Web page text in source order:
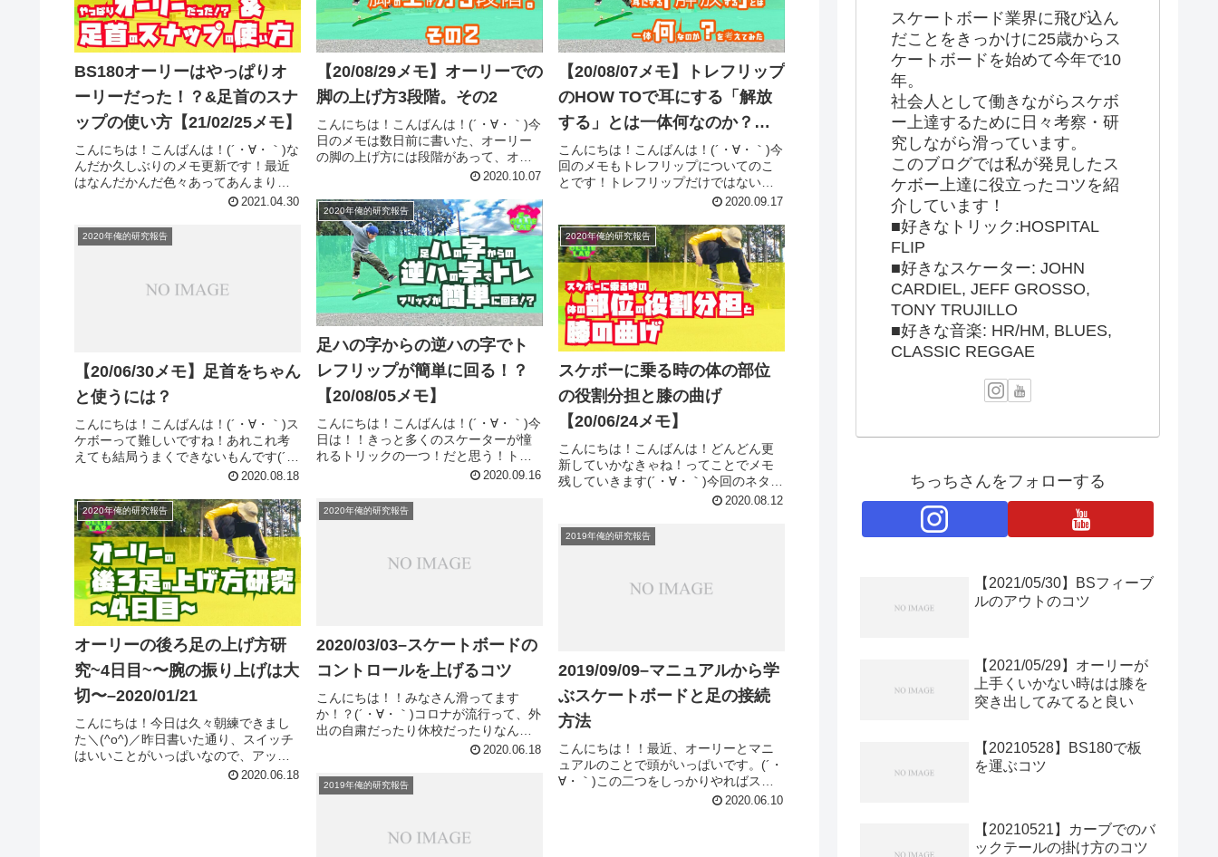
BS180オーリーはやっぱりオ
ーリーだった！？&足首のスナ
ップの使い方【21/02/25メモ】
こんにちは！こんばんは！(´・∀・｀)な
んだか久しぶりのメモ更新です！最近
はなんだかんだ色々あってあんまり滑
れてなくて、、、気づきメモもあまり
す。。(´・∀・｀)さて、そんな今日この
ごろですが！巷ではGWに突入...
2021.04.30
【20/08/29メモ】オーリーでの
脚の上げ方3段階。その2
こんにちは！こんばんは！(´・∀・｀)今
日のメモは数日前に書いた、オーリー
の脚の上げ方には段階があって、オー
リーの精度が上がるにつれて脚の上げ
08-27メモ】オーリーの足の引きつけに
は3段階のレ/って話の...
2020.10.07
【20/08/07メモ】トレフリップ
のHOW TOで耳にする「解放
する」とは一体何なのか？を
考えてみた
こんにちは！こんばんは！(´・∀・｀)今
回のメモもトレフリップについてのこ
とです！トレフリップだけではないけ
れど、まあ大きく括ってバリアル回転
か？(´・∀・｀)余談ですが、バリアル回
転ていうのは、ショービッ...
2020.09.17
2020年俺的研究報告
足ハの字からの逆ハの字でト
レフリップが簡単に回る！？
【20/08/05メモ】
こんにちは！こんばんは！(´・∀・｀)今
日は！！きっと多くのスケーターが憧
れるトリックの一つ！だと思う！トレ
フリップ！サブロクフリップ！
のトリックのコツでございます。僕は
トレが初めてできてから2年...
2020.09.16
2020年俺的研究報告
【20/06/30メモ】足首をちゃん
と使うには？
こんにちは！こんばんは！(´・∀・｀)ス
ケボーって難しいですね！あれこれ考
えても結局うまくできないもんです(´・
∀・｀)究極頭でいろいろ考えて実行し
の閃きや気づきには及ばない気さえし
ます。それでも考えて試行...
2020.08.18
2020年俺的研究報告
スケボーに乗る時の体の部位
の役割分担と膝の曲げ
【20/06/24メモ】
こんにちは！こんばんは！どんどん更
新していかなきゃね！ってことでメモ
残していきます(´・∀・｀)今回のネタは
正解か不正解か？わかりません(´・∀・
理解を深める、今に考えのプロセスな
のでちゃんと遺しておきま...
2020.08.12
2020年俺的研究報告
2020/03/03–スケートボードの
コントロールを上げるコツ
こんにちは！！みなさん滑ってます
か！？(´・∀・｀)コロナが流行って、外
出の自粛だったり休校だったりなんだ
りありますが、近所を見てると朝早く
そのへんで遊び回ってて、これならま
だ大人しく学校行ってた方がマシな...
2020.06.18
2020年俺的研究報告
オーリーの後ろ足の上げ方研
究~4日目~〜腕の振り上げは大
切〜–2020/01/21
こんにちは！今日は久々朝練できまし
た＼(^o^)／昨日書いた通り、スイッチ
はいいことがいっぱいなので、アップ
がてらスイッチオーリー練習しました
2020.06.18
2019年俺的研究報告
2019/09/09–マニュアルから学
ぶスケートボードと足の接続
方法
こんにちは！！最近、オーリーとマニ
ュアルのことで頭がいっぱいです。(´・
∀・｀)この二つをしっかりやればスケ
ートボードの根本的な乗り方を理解で
2020.06.10
2019年俺的研究報告
スケートボード業界に飛び込ん
だことをきっかけに25歳からス
ケートボードを始めて今年で10
年。
社会人として働きながらスケボ
ー上達するために日々考察・研
究しながら滑っています。
このブログでは私が発見したス
ケボー上達に役立ったコツを紹
介しています！
■好きなトリック:HOSPITAL
FLIP
■好きなスケーター: JOHN
CARDIEL, JEFF GROSSO,
TONY TRUJILLO
■好きな音楽: HR/HM, BLUES,
CLASSIC REGGAE
ちっちさんをフォローする
【2021/05/30】BSフィーブ
ルのアウトのコツ
【2021/05/29】オーリーが
上手くいかない時はは膝を
突き出してみてると良い
【20210528】BS180で板
を運ぶコツ
【20210521】カーブでのバ
ックテールの掛け方のコツ